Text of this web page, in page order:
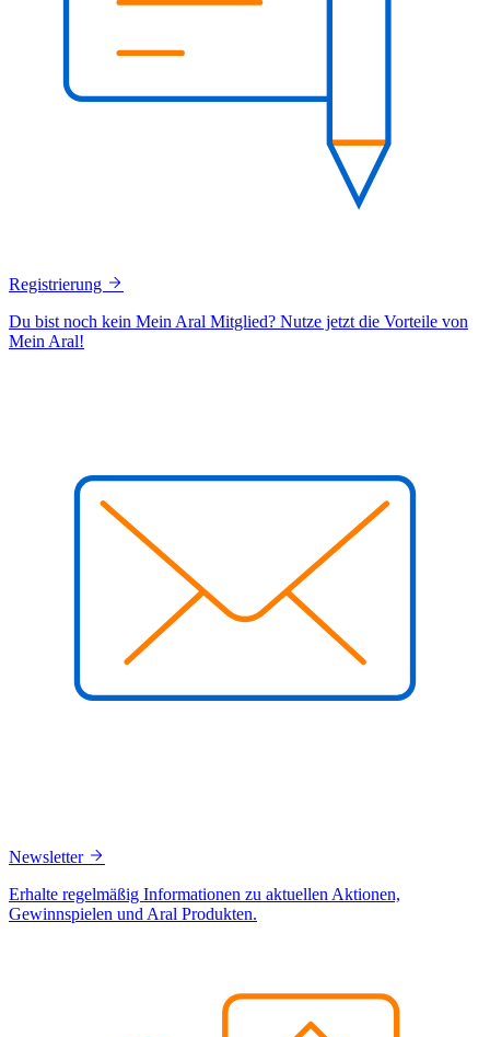
Registrierung
Du bist noch kein Mein Aral Mitglied? Nutze jetzt die Vorteile von
Mein Aral!
Newsletter
Erhalte regelmäßig Informationen zu aktuellen Aktionen,
Gewinnspielen und Aral Produkten.